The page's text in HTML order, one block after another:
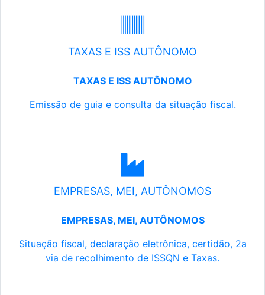
TAXAS E ISS AUTÔNOMO
TAXAS E ISS AUTÔNOMO
Emissão de guia e consulta da situação fiscal.
EMPRESAS, MEI, AUTÔNOMOS
EMPRESAS, MEI, AUTÔNOMOS
Situação fiscal, declaração eletrônica, certidão, 2a
via de recolhimento de ISSQN e Taxas.